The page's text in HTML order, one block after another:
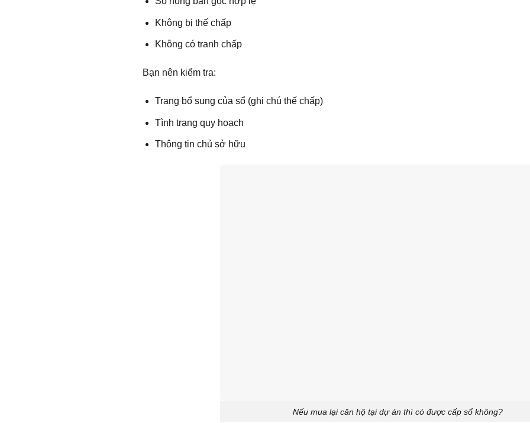
Không bị thế chấp
Không có tranh chấp
Bạn nên kiểm tra:
Trang bổ sung của sổ (ghi chú thế chấp)
Tình trạng quy hoạch
Thông tin chủ sở hữu
Nếu mua lại căn hộ tại dự án thì có được cấp sổ không?